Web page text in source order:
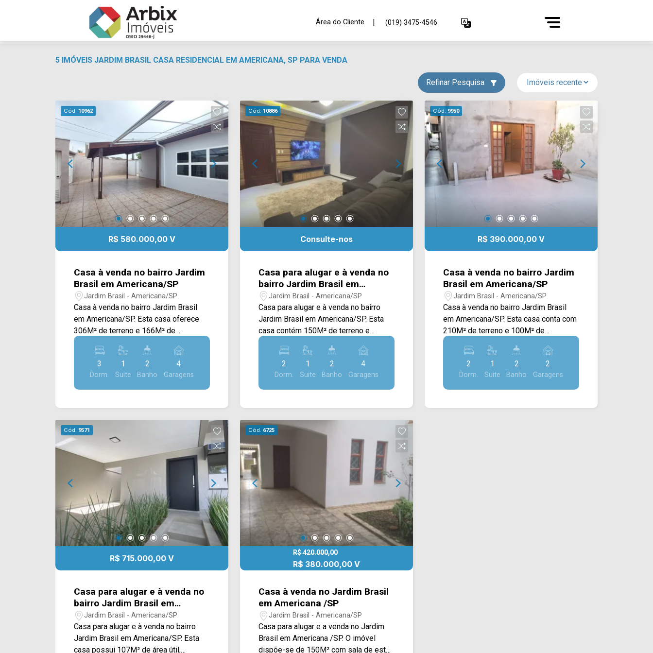
Área do Cliente | (019) 3475-4546
5 IMÓVEIS JARDIM BRASIL CASA RESIDENCIAL EM AMERICANA, SP PARA VENDA
Refinar Pesquisa
Cód. 10962
R$ 580.000,00 V
Casa à venda no bairro Jardim
Brasil em Americana/SP
Jardim Brasil - Americana/SP
Casa à venda no bairro Jardim Brasil
em Americana/SP. Esta casa oferece
306M² de terreno e 166M² de
construção, sendo distribuídos em
ampla sala de estar e de jantar
integradas, cozinha com planejados,
jardim de inverno, quintal espaçoso e
área de serviço externa. > 03 quartos,
cobertas. Localizado próximo à Av.
Afonso Pansan, Av. Cecília Meireles, Av.
Anhanguera. Esta região conta com
churrascaria Boi Assado, farmácia
Drogaria Brasil, escolas, restaurante
Prime Gourmet, parques,
supermercados São Vicente e Pague
Menos. Entre em contato com a equipe
da Arbix Imóveis e agende a sua
visita!! WhatsApp e Telefone: (19)
em cada mudança!
3
Dorm.
1
Suite
2
Banho
4
Garagens
Cód. 10886
Consulte-nos
Casa para alugar e à venda no
bairro Jardim Brasil em
Americana/SP
Jardim Brasil - Americana/SP
Casa para alugar e à venda no bairro
Jardim Brasil em Americana/SP. Esta
casa contém 150M² de terreno e
140M² de construção, dispostos em
ampla sala de estar, sala de jantar
integrada com a cozinha planejada,
espaço gourmet com churrasqueira e
área de serviço. > 02 quartos, sendo 01
próximo à Av. Afonso Pansan, Av.
Cecília Meireles, Av. Antônio Centurione
Boer e Rod. Anhanguera. Esta região
conta com churrascaria Boi Assado,
farmácia Drogaria Brasil, escolas,
restaurante Prime Gourmet, parques,
supermercados São Vicente e Pague
da Arbix Imóveis e agende a sua
visita!! WhatsApp e Telefone: (19)
3475-4546 ARBIX IMÓVEIS - Presente
em cada mudança!
2
Dorm.
1
Suite
2
Banho
4
Garagens
Cód. 9950
R$ 390.000,00 V
Casa à venda no bairro Jardim
Brasil em Americana/SP
Jardim Brasil - Americana/SP
Casa à venda no bairro Jardim Brasil
em Americana/SP. Esta casa conta com
210M² de terreno e 100M² de
construção, possuindo sala de estar,
sala de jantar integrada com a cozinha,
quintal espaçoso para construir área de
serviço, piscina se quiser. > 02 quartos,
sendo 01 suíte; > 02 banheiros, sendo
2
Dorm.
1
Suite
2
Banho
2
Garagens
Cód. 9571
R$ 715.000,00 V
Casa para alugar e à venda no
bairro Jardim Brasil em
Americana/SP
Jardim Brasil - Americana/SP
Casa para alugar e à venda no bairro
Jardim Brasil em Americana/SP. Esta
casa possui 107M² de área útil,
Cód. 6725
R$ 420.000,00
R$ 380.000,00 V
Casa à venda no Jardim Brasil
em Americana /SP
Jardim Brasil - Americana/SP
Casa para alugar e a venda no Jardim
Brasil em Americana /SP. O imóvel
dispõe-se de 150M² com sala de estar